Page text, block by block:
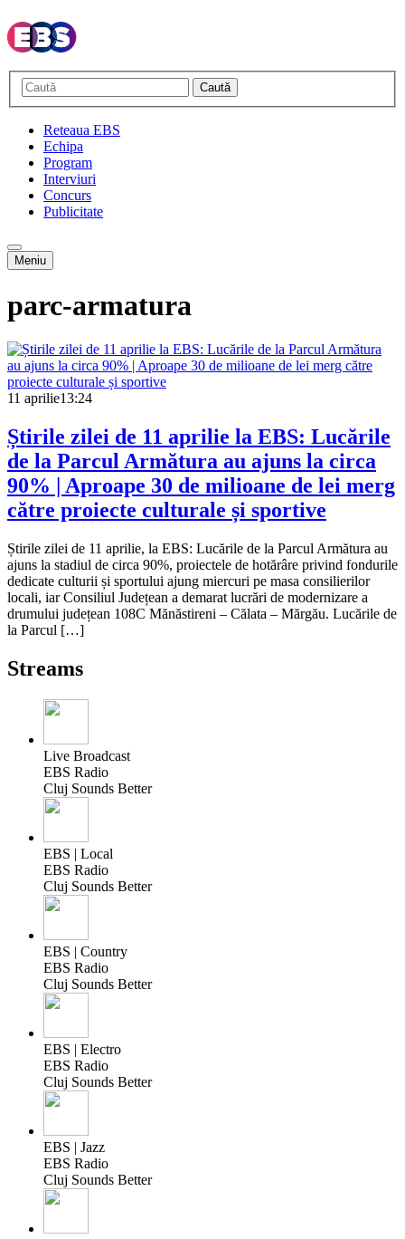
Caută
Reteaua EBS
Echipa
Program
Interviuri
Concurs
Publicitate
Meniu
parc-armatura
11 aprilie13:24
Știrile zilei de 11 aprilie la EBS: Lucările
de la Parcul Armătura au ajuns la circa
90% | Aproape 30 de milioane de lei merg
către proiecte culturale și sportive
Știrile zilei de 11 aprilie, la EBS: Lucările de la Parcul Armătura au
ajuns la stadiul de circa 90%, proiectele de hotărâre privind fondurile
dedicate culturii și sportului ajung miercuri pe masa consilierilor
locali, iar Consiliul Județean a demarat lucrări de modernizare a
drumului județean 108C Mănăstireni – Călata – Mărgău. Lucările de
la Parcul […]
Streams
Live Broadcast
EBS Radio
Cluj Sounds Better
EBS | Local
EBS Radio
Cluj Sounds Better
EBS | Country
EBS Radio
Cluj Sounds Better
EBS | Electro
EBS Radio
Cluj Sounds Better
EBS | Jazz
EBS Radio
Cluj Sounds Better